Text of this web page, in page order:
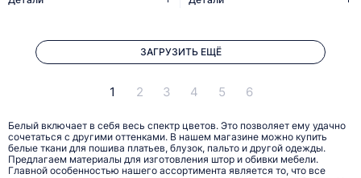
ЗАГРУЗИТЬ ЕЩЁ
1 2 3 4 5 6
Белый включает в себя весь спектр цветов. Это позволяет ему удачно
сочетаться с другими оттенками. В нашем магазине можно купить
белые ткани для пошива платьев, блузок, пальто и другой одежды.
Предлагаем материалы для изготовления штор и обивки мебели.
Главной особенностью нашего ассортимента является то, что все